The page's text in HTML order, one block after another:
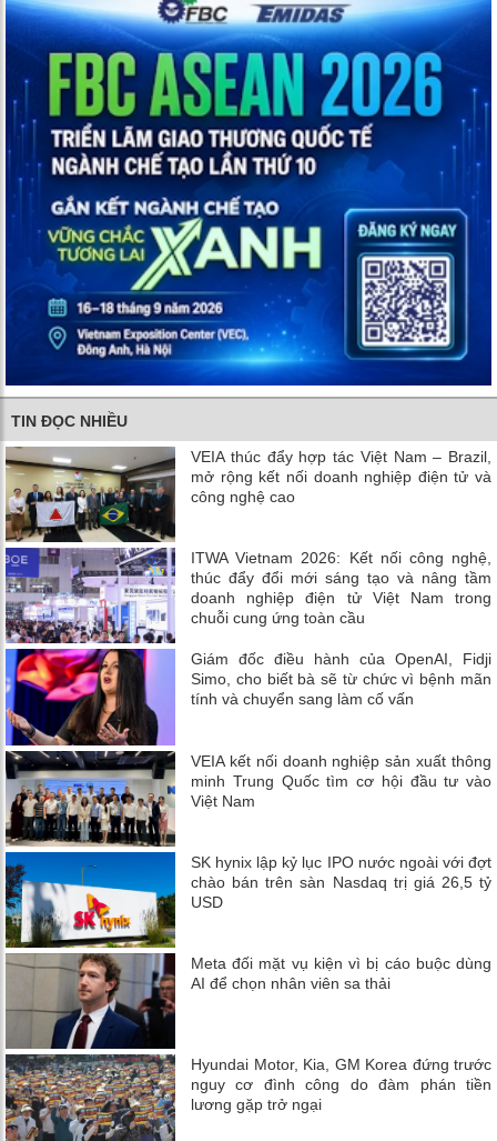
TIN ĐỌC NHIỀU
VEIA thúc đẩy hợp tác Việt Nam – Brazil,
mở rộng kết nối doanh nghiệp điện tử và
công nghệ cao
ITWA Vietnam 2026: Kết nối công nghệ,
thúc đẩy đổi mới sáng tạo và nâng tầm
doanh nghiệp điện tử Việt Nam trong
chuỗi cung ứng toàn cầu
Giám đốc điều hành của OpenAI, Fidji
Simo, cho biết bà sẽ từ chức vì bệnh mãn
tính và chuyển sang làm cố vấn
VEIA kết nối doanh nghiệp sản xuất thông
minh Trung Quốc tìm cơ hội đầu tư vào
Việt Nam
SK hynix lập kỷ lục IPO nước ngoài với đợt
chào bán trên sàn Nasdaq trị giá 26,5 tỷ
USD
Meta đối mặt vụ kiện vì bị cáo buộc dùng
AI để chọn nhân viên sa thải
Hyundai Motor, Kia, GM Korea đứng trước
nguy cơ đình công do đàm phán tiền
lương gặp trở ngại